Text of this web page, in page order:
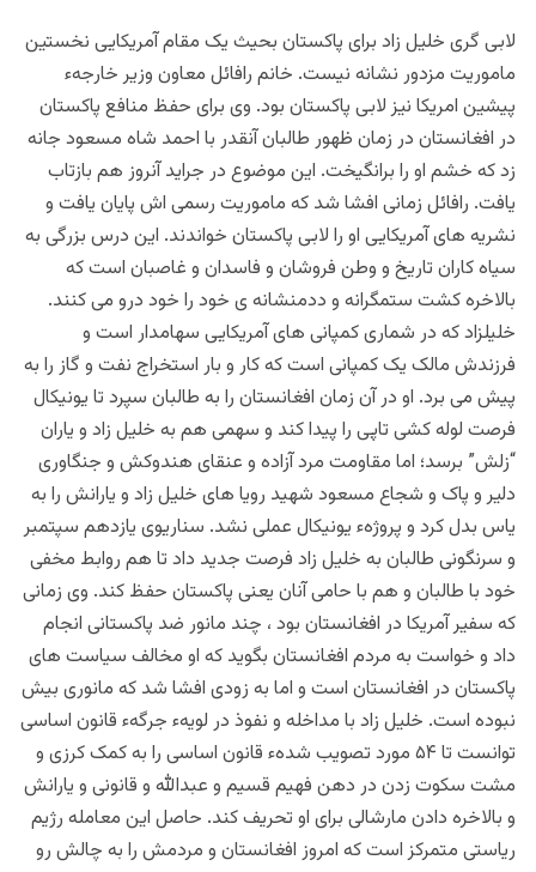
لابی گری خلیل زاد برای پاکستان بحیث یک مقام آمریکایی نخستین
ماموریت مزدور نشانه نیست. خانم رافائل معاون وزیر خارجهء
پیشین امریکا نیز لابی پاکستان بود. وی برای حفظ منافع پاکستان
در افغانستان در زمان ظهور طالبان آنقدر با احمد شاه مسعود جانه
زد که خشم او را برانگیخت. این موضوع در جراید آنروز هم بازتاب
یافت. رافائل زمانی افشا شد که ماموریت رسمی اش پایان یافت و
نشریه های آمریکایی او را لابی پاکستان خواندند. این درس بزرگی به
سیاه کاران تاریخ و وطن فروشان و فاسدان و غاصبان است که
بالاخره کشت ستمگرانه و ددمنشانه ی خود را خود درو می کنند.
خلیلزاد که در شماری کمپانی های آمریکایی سهامدار است و
فرزندش مالک یک کمپانی است که کار و بار استخراج نفت و گاز را به
پیش می برد. او در آن زمان افغانستان را به طالبان سپرد تا یونیکال
فرصت لوله کشی تاپی را پیدا کند و سهمی هم به خلیل زاد و یاران
“زلش” برسد؛ اما مقاومت مرد آزاده و عنقای هندوکش و جنگاوری
دلیر و پاک و شجاع مسعود شهید رویا های خلیل زاد و یارانش را به
یاس بدل کرد و پروژهء یونیکال عملی نشد. سناریوی یازدهم سپتمبر
و سرنگونی طالبان به خلیل زاد فرصت جدید داد تا هم روابط مخفی
خود با طالبان و هم با حامی آنان یعنی پاکستان حفظ کند. وی زمانی
که سفیر آمریکا در افغانستان بود ، چند مانور ضد پاکستانی انجام
داد و خواست به مردم افغانستان بگوید که او مخالف سیاست های
پاکستان در افغانستان است و اما به زودی افشا شد که مانوری بیش
نبوده است. خلیل زاد با مداخله و نفوذ در لویهء جرگهء قانون اساسی
توانست تا ۵۴ مورد تصویب شدهء قانون اساسی را به کمک کرزی و
مشت سکوت زدن در دهن فهیم قسیم و عبدالله و قانونی و یارانش
و بالاخره دادن مارشالی برای او تحریف کند. حاصل این معامله رژیم
ریاستی متمرکز است که امروز افغانستان و مردمش را به چالش رو